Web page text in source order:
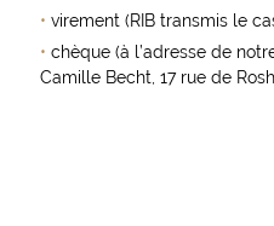
• virement (RIB transmis le
• chèque (à l’adresse de
Camille Becht, 17 rue de